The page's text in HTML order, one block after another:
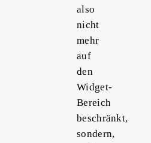
also
nicht
mehr
auf
den
Widget-
Bereich
beschränkt,
sondern,